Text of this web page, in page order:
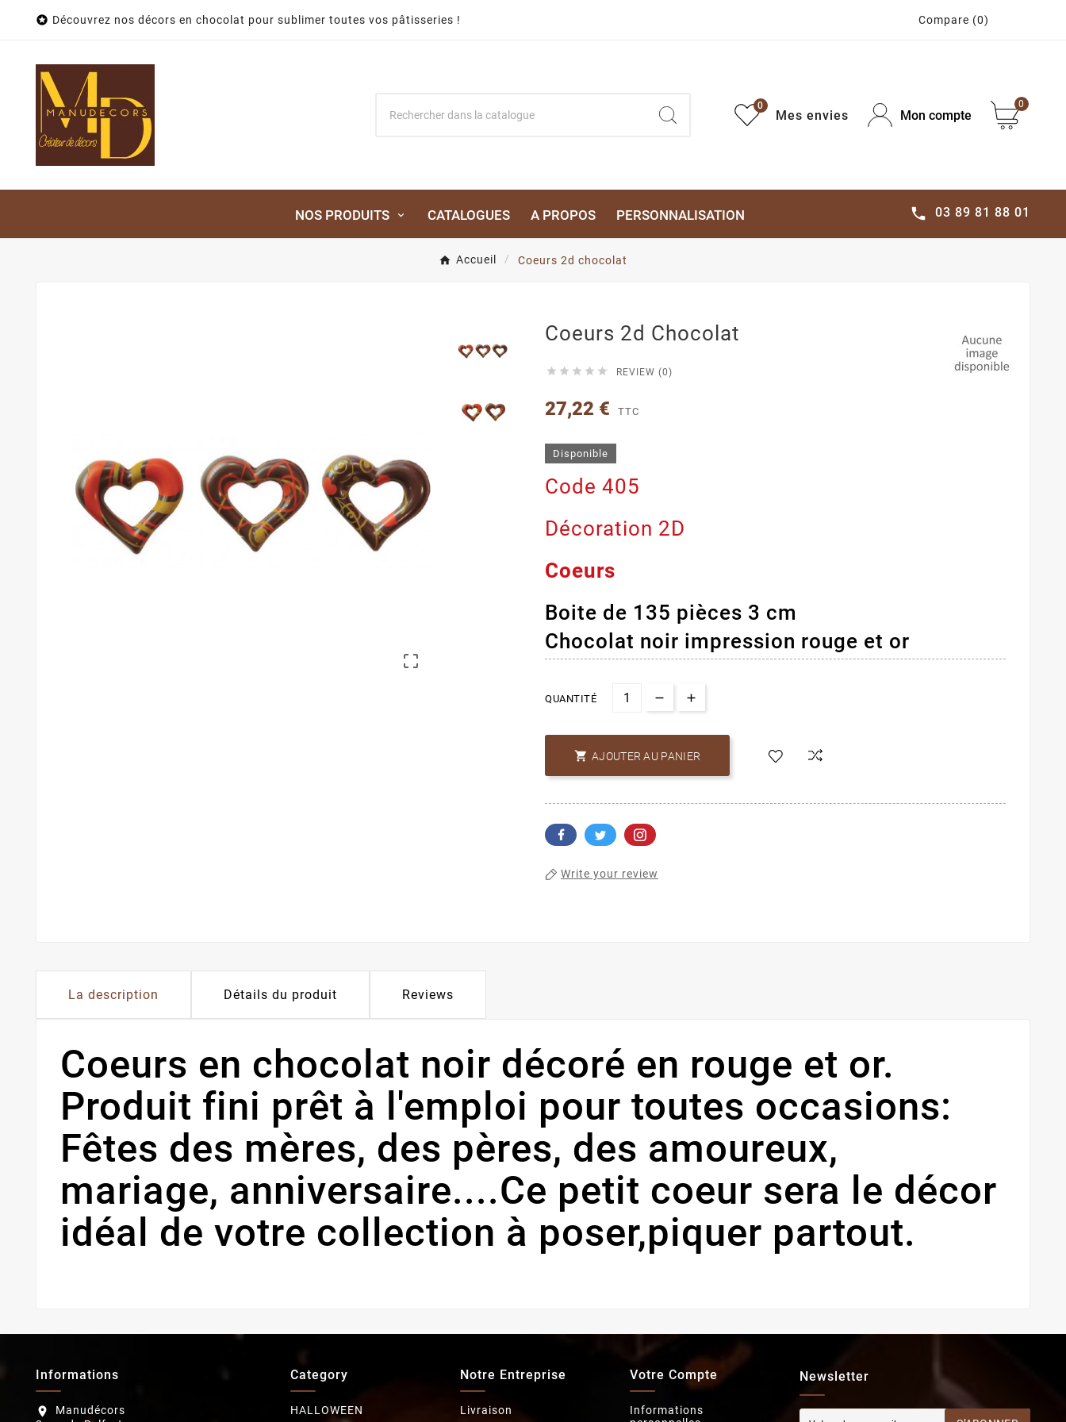
 Découvrez nos décors en chocolat pour sublimer toutes vos pâtisseries ! Compare (0)
Mes envies
0
Mon compte
0
NOS PRODUITS CATALOGUES A PROPOS PERSONNALISATION  03 89 81 88 01
Accueil Coeurs 2d chocolat

Coeurs 2d Chocolat
     REVIEW (0)
27,22 € TTC
Disponible
Code 405
Décoration 2D
Coeurs
Boite de 135 pièces 3 cm
Chocolat noir impression rouge et or
QUANTITÉ
 AJOUTER AU PANIER
Write your review
La description Détails du produit Reviews
Coeurs en chocolat noir décoré en rouge et or.
Produit fini prêt à l'emploi pour toutes occasions:
Fêtes des mères, des pères, des amoureux,
mariage, anniversaire....Ce petit coeur sera le décor
idéal de votre collection à poser,piquer partout.
Informations
location_on
Manudécors
Category
HALLOWEEN
Notre Entreprise
Livraison
Votre Compte
Informations
Newsletter